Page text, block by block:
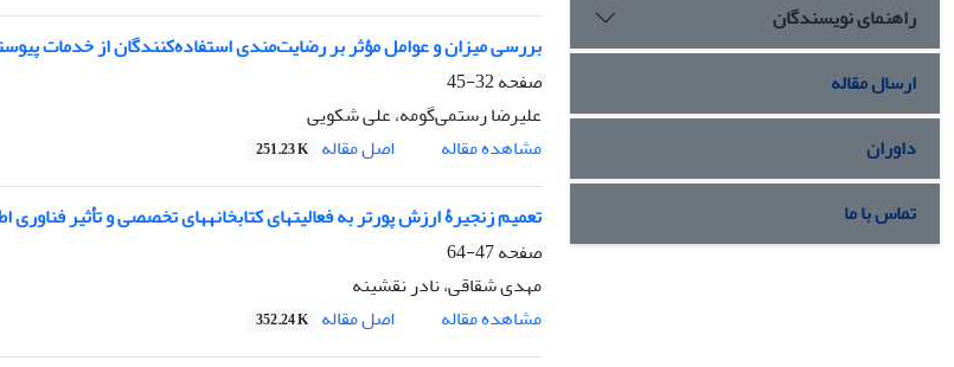
بررسی میزان و عوامل مؤثر بر رضایت‌مندی استفاده‌کنندگان از خدمات
صفحه32-45
علیرضا رستمی‌گومه، علی شکویی
مشاهده مقاله
اصل مقاله 251.23 K
تعمیم زنجیرۀ ارزش پورتر به فعالیت‎های کتابخانه‎های تخصصی و تأثیر فناوری اطلاعات بر آن
صفحه47-64
مهدی شقاقی، نادر نقشینه
مشاهده مقاله
اصل مقاله 352.24 K
راهنمای نویسندگان
ارسال مقاله
داوران
تماس با ما